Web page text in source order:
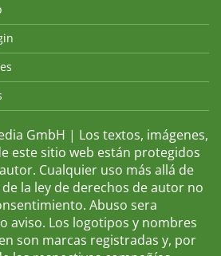
GmbH | Los textos, imágenes,
este sitio web están protegidos
Cualquier uso más allá de
la ley de derechos de autor no
Abuso sera
aviso. Los logotipos y nombres
son marcas registradas y, por